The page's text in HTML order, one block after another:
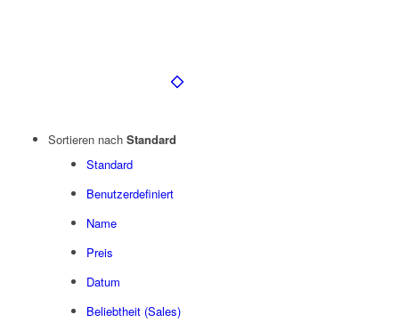
Sortieren nach Standard
Standard
Benutzerdefiniert
Name
Preis
Datum
Beliebtheit (Sales)